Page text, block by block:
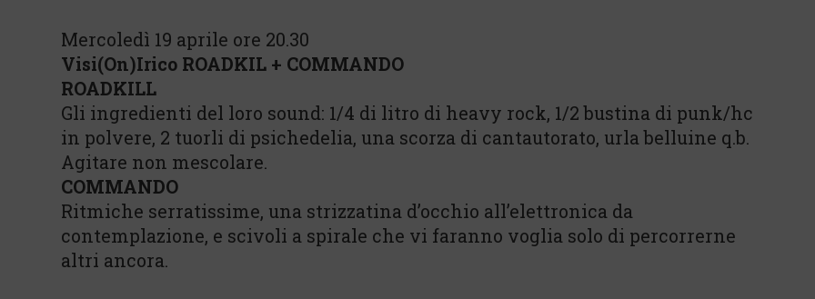
Mercoledì 19 aprile ore 20.30
Visi(On)Irico ROADKIL + COMMANDO
ROADKILL
Gli ingredienti del loro sound: 1/4 di litro di heavy rock, 1/2 bustina di punk/hc
in polvere, 2 tuorli di psichedelia, una scorza di cantautorato, urla belluine q.b.
Agitare non mescolare.
COMMANDO
Ritmiche serratissime, una strizzatina d’occhio all’elettronica da
contemplazione, e scivoli a spirale che vi faranno voglia solo di percorrerne
altri ancora.